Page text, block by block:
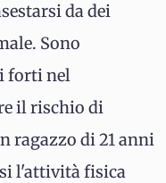
da dei
Sono
forti nel
il rischio di
ragazzo di 21 anni
l'attività fisica